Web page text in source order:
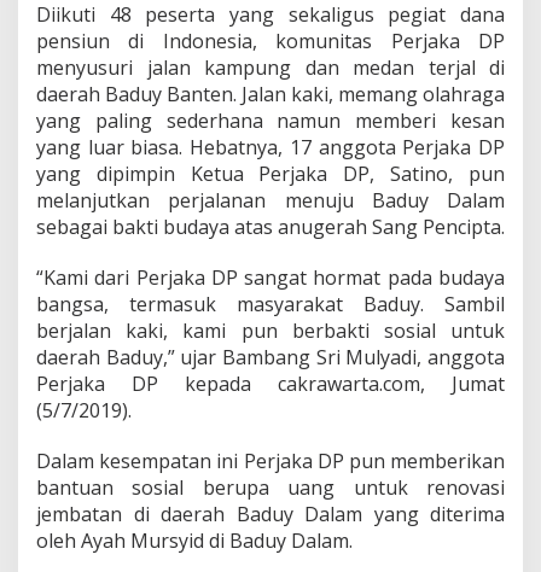
i
s
a
t
a
S
o
i
a
l
u
d
a
y
a
K
a
d
u
y
B
Diikuti 48 peserta yang sekaligus pegiat dana
pensiun di Indonesia, komunitas Perjaka DP
menyusuri jalan kampung dan medan terjal di
daerah Baduy Banten. Jalan kaki, memang olahraga
yang paling sederhana namun memberi kesan
yang luar biasa. Hebatnya, 17 anggota Perjaka DP
yang dipimpin Ketua Perjaka DP, Satino, pun
melanjutkan perjalanan menuju Baduy Dalam
sebagai bakti budaya atas anugerah Sang Pencipta.
“Kami dari Perjaka DP sangat hormat pada budaya
bangsa, termasuk masyarakat Baduy. Sambil
berjalan kaki, kami pun berbakti sosial untuk
daerah Baduy,” ujar Bambang Sri Mulyadi, anggota
Perjaka DP kepada cakrawarta.com, Jumat
(5/7/2019).
Dalam kesempatan ini Perjaka DP pun memberikan
bantuan sosial berupa uang untuk renovasi
jembatan di daerah Baduy Dalam yang diterima
oleh Ayah Mursyid di Baduy Dalam.